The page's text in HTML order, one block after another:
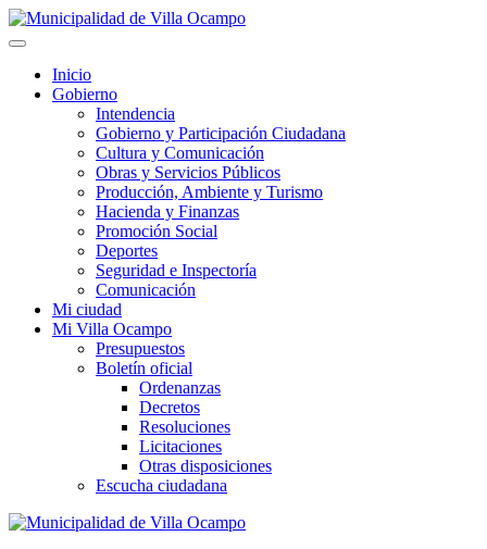
Inicio
Gobierno
Intendencia
Gobierno y Participación Ciudadana
Cultura y Comunicación
Obras y Servicios Públicos
Producción, Ambiente y Turismo
Hacienda y Finanzas
Promoción Social
Deportes
Seguridad e Inspectoría
Comunicación
Mi ciudad
Mi Villa Ocampo
Presupuestos
Boletín oficial
Ordenanzas
Decretos
Resoluciones
Licitaciones
Otras disposiciones
Escucha ciudadana